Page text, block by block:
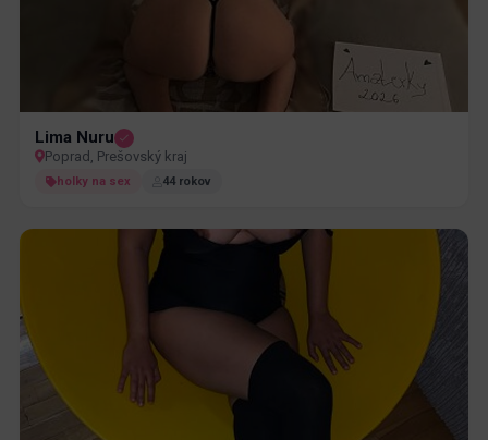
Lima Nuru
Poprad, Prešovský kraj
holky na sex 44 rokov